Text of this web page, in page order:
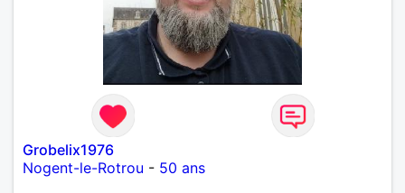
Grobelix1976
Nogent-le-Rotrou - 50 ans